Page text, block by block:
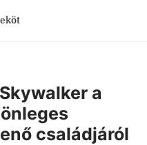
a
családjáról